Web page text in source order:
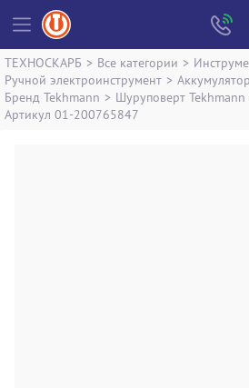
ТЕХНОСКАРБ > Все категории >
Ручной электроинструмент >
Бренд Tekhmann > Шуруповерт
Артикул 01-200765847